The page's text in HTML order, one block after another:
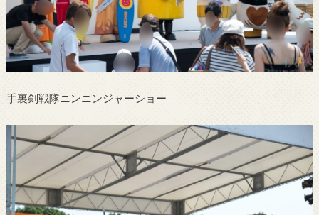
手裏剣戦隊ニンニンジャーショー